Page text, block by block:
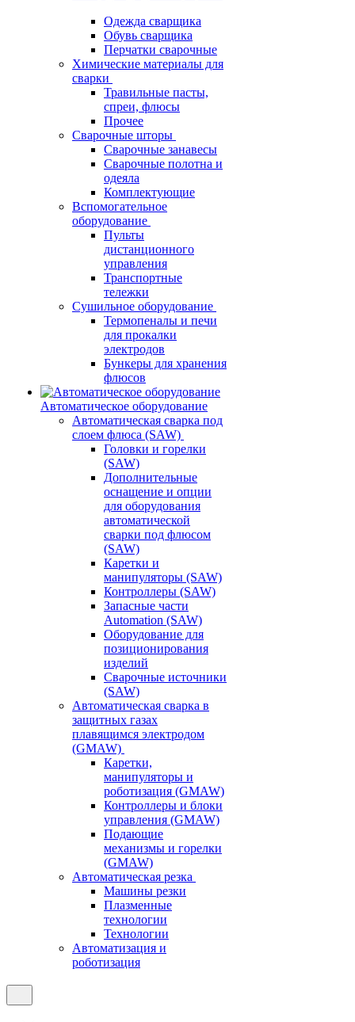
Одежда сварщика
Обувь сварщика
Перчатки сварочные
Химические материалы для
сварки
Травильные пасты,
спреи, флюсы
Прочее
Сварочные шторы
Сварочные занавесы
Сварочные полотна и
одеяла
Комплектующие
Вспомогательное
оборудование
Пульты
дистанционного
управления
Транспортные
тележки
Сушильное оборудование
Термопеналы и печи
для прокалки
электродов
Бункеры для хранения
флюсов
Автоматическое оборудование
Автоматическая сварка под
слоем флюса (SAW)
Головки и горелки
(SAW)
Дополнительные
оснащение и опции
для оборудования
автоматической
сварки под флюсом
(SAW)
Каретки и
манипуляторы (SAW)
Контроллеры (SAW)
Запасные части
Automation (SAW)
Оборудование для
позиционирования
изделий
Сварочные источники
(SAW)
Автоматическая сварка в
защитных газах
плавящимся электродом
(GMAW)
Каретки,
манипуляторы и
роботизация (GMAW)
Контроллеры и блоки
управления (GMAW)
Подающие
механизмы и горелки
(GMAW)
Автоматическая резка
Машины резки
Плазменные
технологии
Технологии
Автоматизация и
роботизация